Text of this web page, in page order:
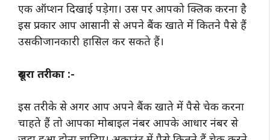
एक ऑप्शन दिखाई पड़ेगा। उस पर आपको क्लिक करना है
इस प्रकार आप आसानी से अपने बैंक खाते में कितने पैसे हैं
उसकी जानकारी हासिल कर सकते हैं।
दूसरा तरीका :-
इस तरीके से अगर आप अपने बैंक खाते में पैसे चेक करना
चाहते हैं तो आपका मोबाइल नंबर आपके आधार नंबर से